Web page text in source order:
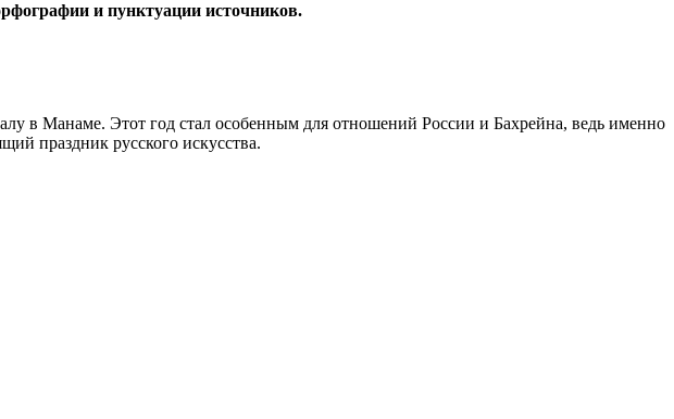
и пунктуации источников.
в Манаме. Этот год стал особенным для отношений России и Бахрейна, ведь именно
праздник русского искусства.